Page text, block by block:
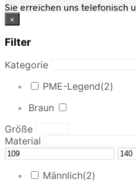
Sie erreichen uns telefonisch
×
Filter
Kategorie
PME-Legend(2)
Braun
Größe
Material
Männlich(2)